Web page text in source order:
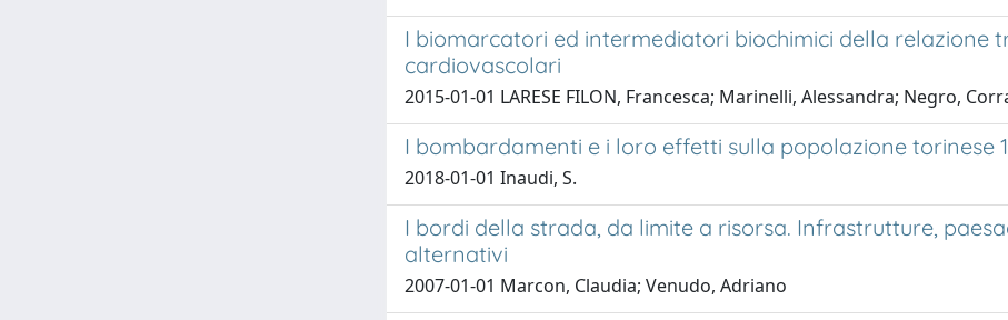
I biomarcatori ed intermediatori biochimici della relazione
cardiovascolari
2015-01-01 LARESE FILON, Francesca; Marinelli, Alessandra; Negro,
I bombardamenti e i loro effetti sulla popolazione torinese
2018-01-01 Inaudi, S.
I bordi della strada, da limite a risorsa. Infrastrutture,
alternativi
2007-01-01 Marcon, Claudia; Venudo, Adriano